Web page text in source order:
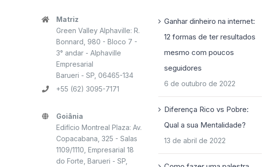
Matriz
Green Valley Alphaville: R.
Bonnard, 980 - Bloco 7 -
3° andar - Alphaville
Empresarial
Barueri - SP, 06465-134
+55 (62) 3095-7171
Goiânia
Edifício Montreal Plaza: Av.
Copacabana, 325 - Salas
1109/1110, Empresarial 18
do Forte, Barueri - SP,
Ganhar dinheiro na internet:
12 formas de ter resultados
mesmo com poucos
seguidores
6 de outubro de 2022
Diferença Rico vs Pobre:
Qual a sua Mentalidade?
13 de abril de 2022